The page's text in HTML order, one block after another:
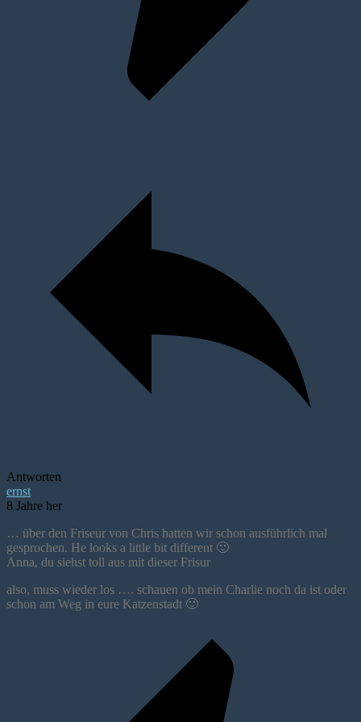
Antworten
ernst
8 Jahre her
… über den Friseur von Chris hatten wir schon ausführlich mal
gesprochen. He looks a little bit different 🙂
Anna, du siehst toll aus mit dieser Frisur
also, muss wieder los …. schauen ob mein Charlie noch da ist oder
schon am Weg in eure Katzenstadt 🙂